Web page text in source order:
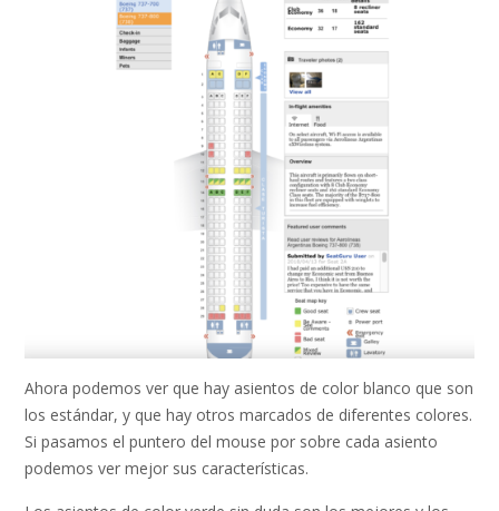
Ahora podemos ver que hay asientos de color blanco que son
los estándar, y que hay otros marcados de diferentes colores.
Si pasamos el puntero del mouse por sobre cada asiento
podemos ver mejor sus características.